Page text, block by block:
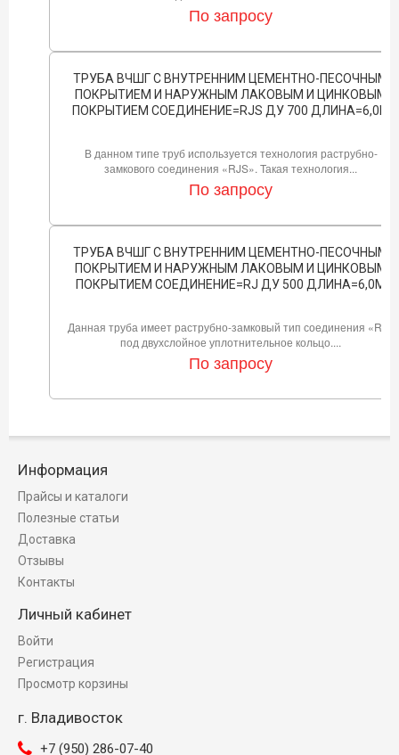
По запросу
ТРУБА ВЧШГ С ВНУТРЕННИМ ЦЕМЕНТНО-ПЕСОЧНЫМ
ПОКРЫТИЕМ И НАРУЖНЫМ ЛАКОВЫМ И ЦИНКОВЫМ
ПОКРЫТИЕМ СОЕДИНЕНИЕ=RJS ДУ 700 ДЛИНА=6,0М
В данном типе труб используется технология раструбно-
замкового соединения «RJS». Такая технология...
По запросу
ТРУБА ВЧШГ С ВНУТРЕННИМ ЦЕМЕНТНО-ПЕСОЧНЫМ
ПОКРЫТИЕМ И НАРУЖНЫМ ЛАКОВЫМ И ЦИНКОВЫМ
ПОКРЫТИЕМ СОЕДИНЕНИЕ=RJ ДУ 500 ДЛИНА=6,0М
Данная труба имеет раструбно-замковый тип соединения «RJ»
под двухслойное уплотнительное кольцо....
По запросу
Информация
Прайсы и каталоги
Полезные статьи
Доставка
Отзывы
Контакты
Личный кабинет
Войти
Регистрация
Просмотр корзины
г. Владивосток
+7 (950) 286-07-40